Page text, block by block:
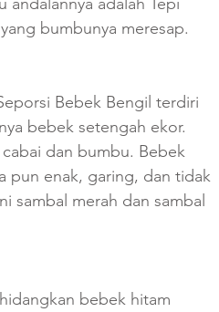
bumbunya meresap.
Bebek Bengil terdiri
bebek setengah ekor.
dan bumbu. Bebek
pun enak, garing, dan tidak
sambal merah dan sambal
bebek hitam